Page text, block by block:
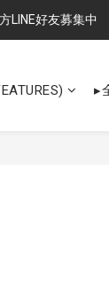
LINE好友募集中
▸